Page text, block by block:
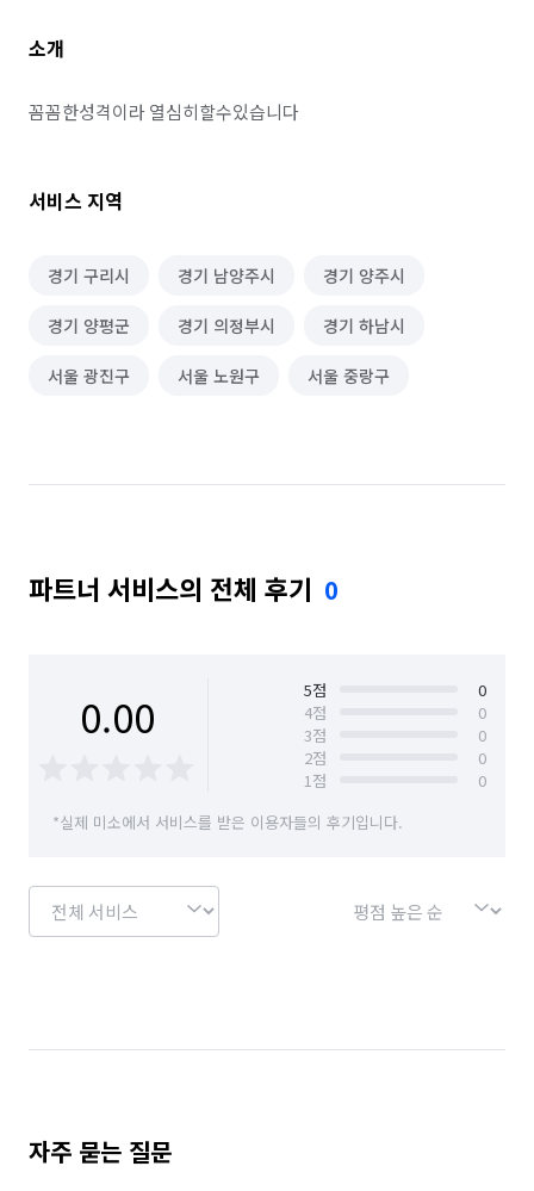
소개
꼼꼼한성격이라 열심히할수있습니다
서비스 지역
경기 구리시 경기 남양주시 경기 양주시
경기 양평군 경기 의정부시 경기 하남시
서울 광진구 서울 노원구 서울 중랑구
파트너 서비스의 전체 후기 0
0.00 5점
0
4점
0
3점
0
2점
0
1점
0
*실제 미소에서 서비스를 받은 이용자들의 후기입니다.
자주 묻는 질문